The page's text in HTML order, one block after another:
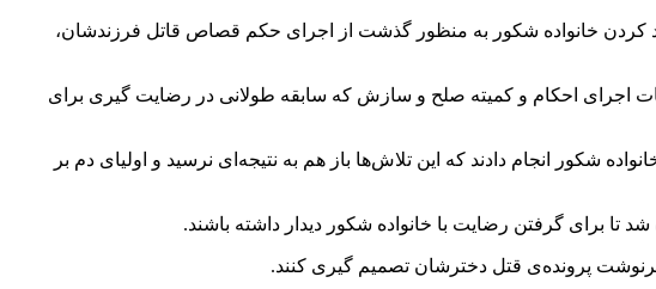
کردن خانواده شکور به منظور گذشت از اجرای حکم قصاص قاتل فرزندشان،
سرپرست دادسرای جنایی از ساعت ۴ صبح به همراه تیمی از قضات اجرای احکام و کمیته صلح و سازش که سابقه طولانی در رضایت گیری برای
انجام دادند که این تلاش‌ها باز هم به نتیجه‌ای نرسید و اولیای دم بر
تا برای گرفتن رضایت با خانواده شکور دیدار داشته باشند.
پرونده‌ی قتل دخترشان تصمیم گیری کنند.